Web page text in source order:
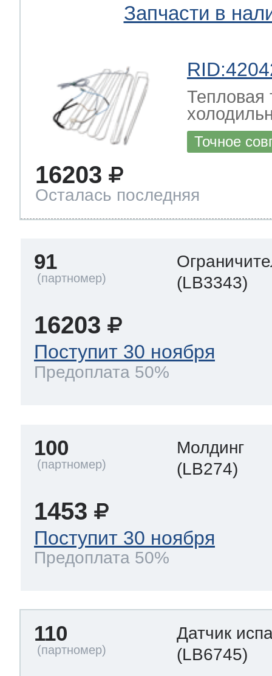
Запчасти в
Тепловая
Точное
16203
Осталась последняя
91
(LB3343)
16203
Поступит 30 ноября
Предоплата 50%
100
Молдинг
(LB274)
1453
Поступит 30 ноября
Предоплата 50%
110
Датчик
(LB6745)